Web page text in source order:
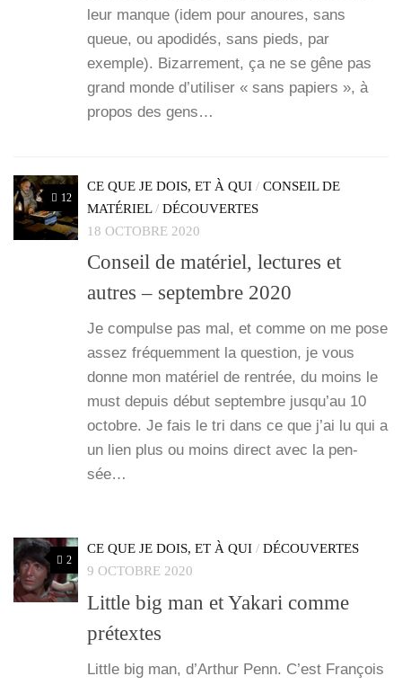
leur manque (idem pour anoures, sans
queue, ou apo­di­dés, sans pieds, par
exemple). Bizar­re­ment, ça ne se gêne pas
grand monde d’utiliser « sans papiers », à
pro­pos des gens…
12
CE QUE JE DOIS, ET À QUI / CONSEIL DE
MATÉRIEL/ DÉCOUVERTES
18 OCTOBRE 2020
Conseil de matériel, lectures et
autres – septembre 2020
Je com­pulse pas mal, et comme on me pose
assez fré­quem­ment la ques­tion, je vous
donne mon maté­riel de ren­trée, du moins le
must depuis début sep­tembre jus­qu’au 10
octobre. Je fais le tri dans ce que j’ai lu qui a
un lien plus ou moins direct avec la pen­
sée…
2
CE QUE JE DOIS, ET À QUI / DÉCOUVERTES
9 OCTOBRE 2020
Little big man et Yakari comme
prétextes
Lit­tle big man, d’Ar­thur Penn. C’est Fran­çois